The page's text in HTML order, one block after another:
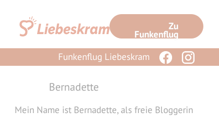
Inhalt
springen
Zu
Funkenflug
Funkenflug Liebeskram
Bernadette
Mein Name ist Bernadette, als freie Bloggerin